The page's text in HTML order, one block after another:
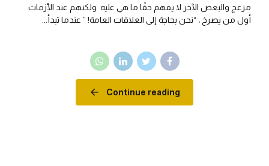
مزعج والبعض الآخر لا يفهم حقًا ما هي عليه ولكنهم عند الأزمات
أول من يصرخ ، “نحن بحاجة إلى العلاقات العامة! ” عندما تبدأ...
Continue reading